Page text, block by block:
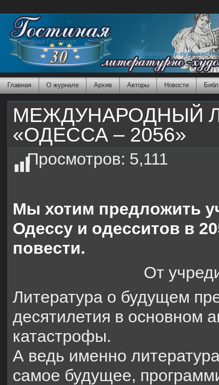
Журнал Гостиная
Литературно-
Главная О журнале Архив Авторы Новости
МЕЖДУНАРОДНЫЙ
«ОДЕССА – 2056»
Просмотров: 5,111
Мы хотим предложить
Одессу и одесситов в
повести.
От
Литература о будущем
десятилетия в основном
катастрофы.
А ведь именно
самое будущее,